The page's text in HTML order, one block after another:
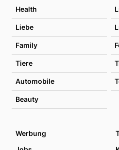
Health
Liebe
Family
Tiere
Automobile
Beauty
Werbung